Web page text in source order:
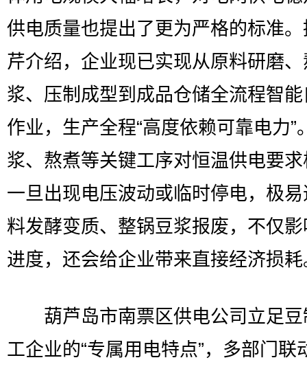
供电质量也提出了更为严格的标准
芹介绍，企业现已实现从原料研磨
浆、压制成型到成品仓储全流程智
作业，生产全程“高度依赖可靠电力”
浆、熬煮等关键工序对恒温供电要
一旦出现电压波动或临时停电，极
料发酵变质、整锅豆浆报废，不仅
进度，还会给企业带来直接经济损耗
葫芦岛市南票区供电公司立足豆
工企业的“专属用电特点”，多部门联